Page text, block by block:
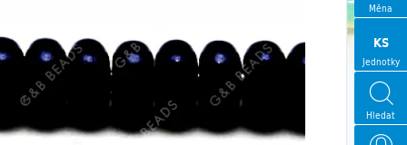
Měna
KS
Jednotky
Hledat